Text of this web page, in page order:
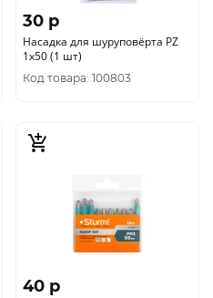
30 p
Насадка для шуруповёрта PZ
1x50 (1 шт)
Код товара: 100803
40 p